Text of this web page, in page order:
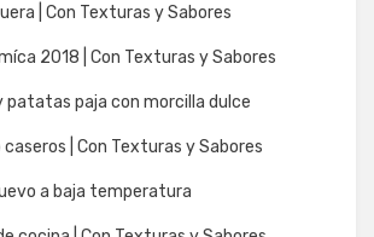
| Con Texturas y Sabores
2018 | Con Texturas y Sabores
patatas paja con morcilla dulce
| Con Texturas y Sabores
a baja temperatura